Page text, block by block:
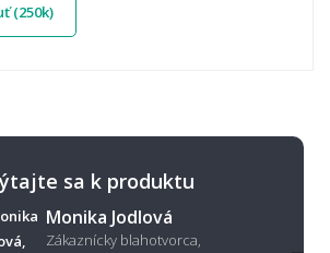
(250k)
sa k produktu
Monika Jodlová
Zákaznícky blahotvorca,